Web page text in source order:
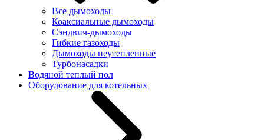
Все дымоходы
Коаксиальные дымоходы
Сэндвич-дымоходы
Гибкие газоходы
Дымоходы неутепленные
Турбонасадки
Водяной теплый пол
Оборудование для котельных